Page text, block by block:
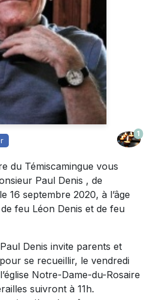
1
du Témiscamingue vous
Paul Denis , de
16 septembre 2020, à l’âge
feu Léon Denis et de feu
Denis invite parents et
se recueillir, le vendredi
Notre-Dame-du-Rosaire
suivront à 11h.